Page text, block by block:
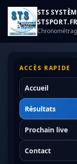
STS
ACCÈS RAPIDE
Accueil
Résultats
Prochain live
Contact